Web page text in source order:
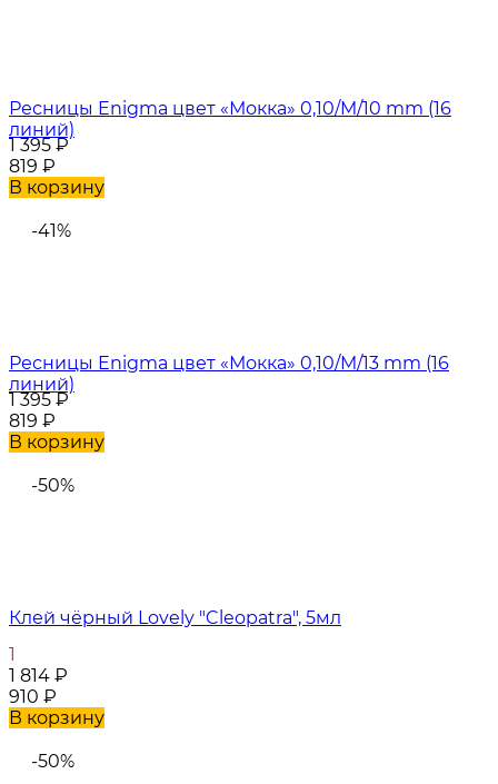
Ресницы Enigma цвет «Мокка» 0,10/M/10 mm (16
линий)
1 395₽
819 ₽
В корзину
-41%
Ресницы Enigma цвет «Мокка» 0,10/M/13 mm (16
линий)
1 395₽
819 ₽
В корзину
-50%
Клей чёрный Lovely "Cleopatra", 5мл
1
1 814 ₽
910 ₽
В корзину
-50%